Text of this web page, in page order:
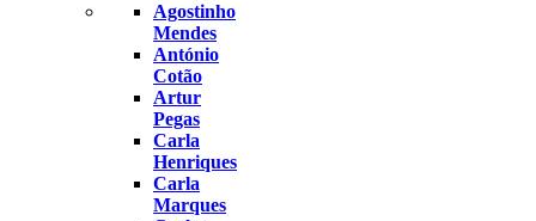
Agostinho
Mendes
António
Cotão
Artur
Pegas
Carla
Henriques
Carla
Marques